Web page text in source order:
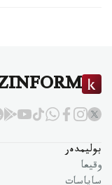
بوليمدەر
وقيعا